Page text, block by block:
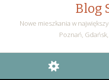
Blog
Nowe mieszkania w
Poznań,
WIDGETS
SEARCH